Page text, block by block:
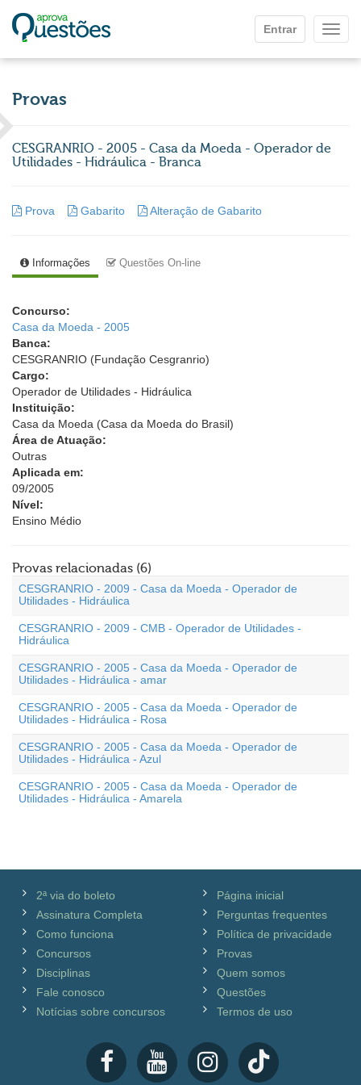
Entrar
Provas
CESGRANRIO - 2005 - Casa da Moeda - Operador de
Utilidades - Hidráulica - Branca
Prova Gabarito Alteração de Gabarito
Informações Questões On-line
Concurso:
Casa da Moeda - 2005
Banca:
CESGRANRIO (Fundação Cesgranrio)
Cargo:
Operador de Utilidades - Hidráulica
Instituição:
Casa da Moeda (Casa da Moeda do Brasil)
Área de Atuação:
Outras
Aplicada em:
09/2005
Nível:
Ensino Médio
Provas relacionadas (6)
CESGRANRIO - 2009 - Casa da Moeda - Operador de
Utilidades - Hidráulica
CESGRANRIO - 2009 - CMB - Operador de Utilidades -
Hidráulica
CESGRANRIO - 2005 - Casa da Moeda - Operador de
Utilidades - Hidráulica - amar
CESGRANRIO - 2005 - Casa da Moeda - Operador de
Utilidades - Hidráulica - Rosa
CESGRANRIO - 2005 - Casa da Moeda - Operador de
Utilidades - Hidráulica - Azul
CESGRANRIO - 2005 - Casa da Moeda - Operador de
Utilidades - Hidráulica - Amarela
2ª via do boleto
Assinatura Completa
Como funciona
Concursos
Disciplinas
Fale conosco
Notícias sobre concursos
Página inicial
Perguntas frequentes
Política de privacidade
Provas
Quem somos
Questões
Termos de uso